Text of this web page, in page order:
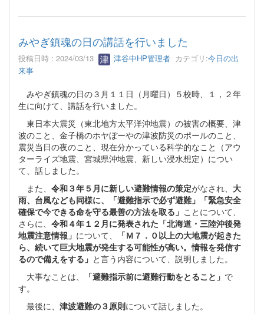
みやぎ鎮魂の日の講話を行いました
投稿日時 : 2024/03/13 津谷中HP管理者 カテゴリ:今日の出
来事
みやぎ鎮魂の日の３月１１日（月曜日）５校時、１，２年
生に向けて、講話を行いました。
東日本大震災（東北地方太平洋沖地震）の被害の概要、津
波のこと、金子橋のホヤぼーやの津波防災のポールのこと、
震災当日の夜のこと、現在分かっている科学的なこと（アウ
ターライズ地震、宮城県沖地震、新しい浸水想定）につい
て、話しました。
また、 令和３年５月に新しい避難情報の策定がなされ、 大
雨、台風なども同様に、「避難指示で必ず避難」「緊急安全
確保で今できる命を守る最善の方法を取る」 ことについて、
さらに、 令和４年１２月に発表された「北海道・三陸沖後発
地震注意情報」 について、
「Ｍ７．０以上の大地震が起きた
ら、続いて巨大地震が発生する可能性が高い。情報を発信す
るので備えをする」 と言う内容について、説明しました。
大事なことは、
「避難指示前に避難行動をとること」 で
す。
最後に、 津波避難の３原則について話しました。